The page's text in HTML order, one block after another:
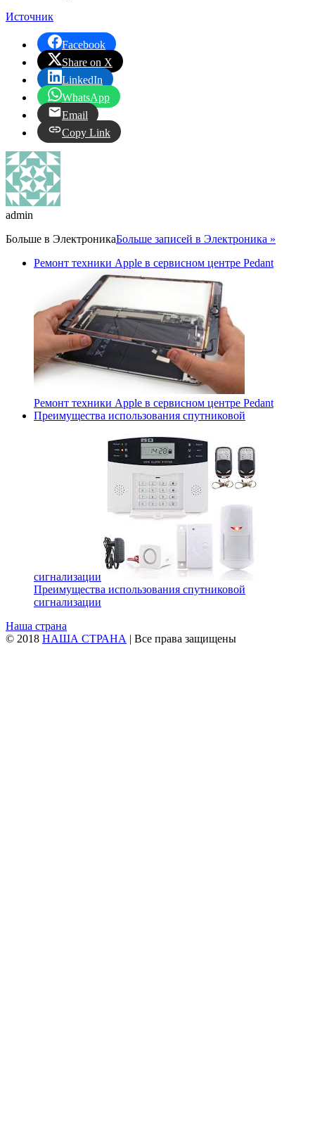
Источник
Facebook
Share on X
LinkedIn
WhatsApp
Email
Copy Link
admin
Больше в ЭлектроникаБольше записей в Электроника »
Ремонт техники Apple в сервисном центре Pedant
Ремонт техники Apple в сервисном центре Pedant
Преимущества использования спутниковой
сигнализации
Преимущества использования спутниковой
сигнализации
Наша страна
© 2018 НАША СТРАНА | Все права защищены